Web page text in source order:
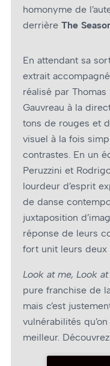
homonyme de
derrière The
En attendant sa
extrait
réalisé par
Gauvreau à la
tons de rouges et
visuel à la fois
contrastes. En un
Peruzzini et
lourdeur d’esprit
de danse
juxtaposition
réponse de leurs
fort unit leurs deux
Look at me, Look at
pure franchise de
mais c’est
vulnérabilités
meilleur.